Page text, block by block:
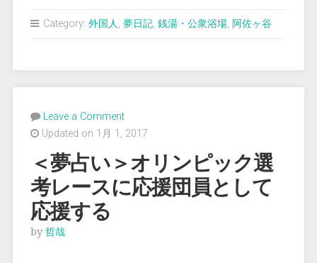
占
み
す
ら
し
身
の
上
に
Category: 外国人, 夢日記, 銭湯・公衆浴場, 阿佐ヶ谷
Leave a Comment
Updated on 1月 1, 2017
＜夢占い＞オリンピック選
考レースに応援団員として
応援する
by 哲哉